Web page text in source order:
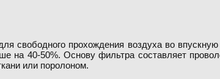
свободного прохождения воздуха во
40-50%. Основу фильтра составляет
или поролоном.